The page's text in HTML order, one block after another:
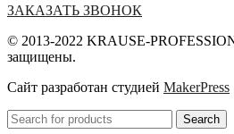
ЗАКАЗАТЬ ЗВОНОК
© 2013-2022 KRAUSE-
защищены.
Сайт разработан студией MakerPress
Search